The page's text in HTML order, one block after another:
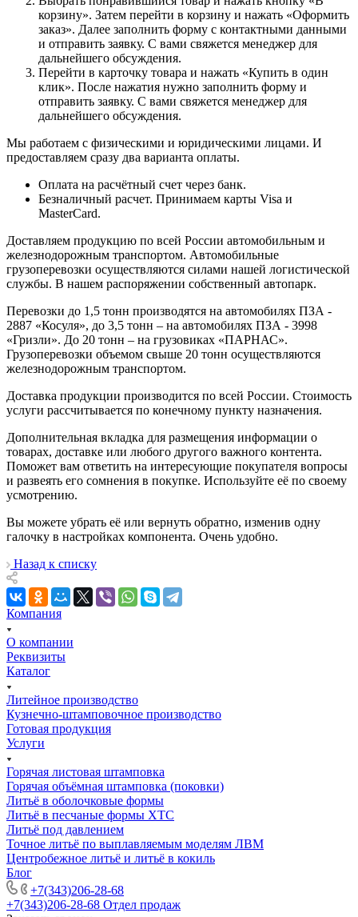
корзину». Затем перейти в корзину и нажать «Оформить
заказ». Далее заполнить форму с контактными данными
и отправить заявку. С вами свяжется менеджер для
дальнейшего обсуждения.
Перейти в карточку товара и нажать «Купить в один
клик». После нажатия нужно заполнить форму и
отправить заявку. С вами свяжется менеджер для
дальнейшего обсуждения.
Мы работаем с физическими и юридическими лицами. И
предоставляем сразу два варианта оплаты.
Оплата на расчётный счет через банк.
Безналичный расчет. Принимаем карты Visa и
MasterCard.
Доставляем продукцию по всей России автомобильным и
железнодорожным транспортом. Автомобильные
грузоперевозки осуществляются силами нашей логистической
службы. В нашем распоряжении собственный автопарк.
Перевозки до 1,5 тонн производятся на автомобилях ПЗА -
2887 «Косуля», до 3,5 тонн – на автомобилях ПЗА - 3998
«Гризли». До 20 тонн – на грузовиках «ПАРНАС».
Грузоперевозки объемом свыше 20 тонн осуществляются
железнодорожным транспортом.
Доставка продукции производится по всей России. Стоимость
услуги рассчитывается по конечному пункту назначения.
Дополнительная вкладка для размещения информации о
товарах, доставке или любого другого важного контента.
Поможет вам ответить на интересующие покупателя вопросы
и развеять его сомнения в покупке. Используйте её по своему
усмотрению.
Вы можете убрать её или вернуть обратно, изменив одну
галочку в настройках компонента. Очень удобно.
Назад к списку
Компания
О компании
Реквизиты
Каталог
Литейное производство
Кузнечно-штамповочное производство
Готовая продукция
Услуги
Горячая листовая штамповка
Горячая объёмная штамповка (поковки)
Литьё в оболочковые формы
Литьё в песчаные формы ХТС
Литьё под давлением
Точное литьё по выплавляемым моделям ЛВМ
Центробежное литьё и литьё в кокиль
Блог
+7(343)206-28-68
+7(343)206-28-68 Отдел продаж